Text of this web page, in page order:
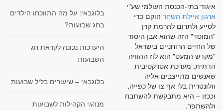
איגוד בתי-הכנסת העולמי שע"י
ארגון איילת השחר הוקם כדי
לסייע ולתרום להרמת קרן
"המוסד" הזה שהוא אבן היסוד
של החיים הרוחניים בישראל –
"מקדש המעט" הוא לוז ההוויה
הדתית, מערכת אטרקטיבית
שאנשים מתייצבים אליה
וולונטרית בלי אף צו של כפייה,
וככזו – היא מתבקשת להשתבח
ולהשתפר.
בלוגבאי: על מה התווכחו הילדים
בחג שבועות?
היערכות נכונה לקראת חג
השבועות
בלוגבאי – שיעורים בליל שבועות
מנהגי הקהילות לשבועות